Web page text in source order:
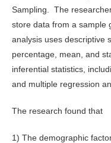
Sampling. The
store data from a sample
analysis uses descriptive
percentage, mean, and
inferential statistics,
and multiple regression
The research found that
1) The demographic